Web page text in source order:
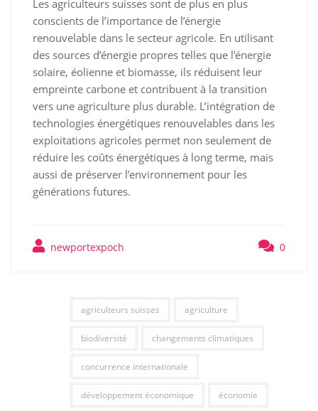
Les agriculteurs suisses sont de plus en plus
conscients de l’importance de l’énergie
renouvelable dans le secteur agricole. En utilisant
des sources d’énergie propres telles que l’énergie
solaire, éolienne et biomasse, ils réduisent leur
empreinte carbone et contribuent à la transition
vers une agriculture plus durable. L’intégration de
technologies énergétiques renouvelables dans les
exploitations agricoles permet non seulement de
réduire les coûts énergétiques à long terme, mais
aussi de préserver l’environnement pour les
générations futures.
newportexpoch 0
agriculteurs suisses agriculture
biodiversité changements climatiques
concurrence internationale
développement économique économie